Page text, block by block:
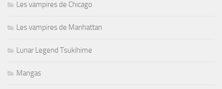
Les vampires de Chicago
Les vampires de Manhattan
Lunar Legend Tsukihime
Mangas